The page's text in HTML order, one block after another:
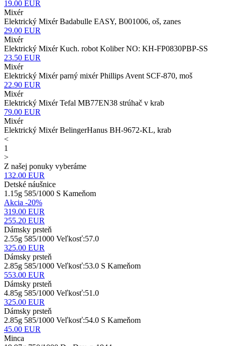
19.00 EUR
Mixér
Elektrický Mixér Badabulle EASY, B001006, oš, zanes
29.00 EUR
Mixér
Elektrický Mixér Kuch. robot Koliber NO: KH-FP0830PBP-SS
23.50 EUR
Mixér
Elektrický Mixér parný mixér Phillips Avent SCF-870, moš
22.90 EUR
Mixér
Elektrický Mixér Tefal MB77EN38 strúhač v krab
79.00 EUR
Mixér
Elektrický Mixér BelingerHanus BH-9672-KL, krab
<
1
>
Z našej ponuky vyberáme
132.00 EUR
Detské náušnice
1.15g 585/1000 S Kameňom
Akcia -20%
319.00 EUR
255.20 EUR
Dámsky prsteň
2.55g 585/1000 Veľkosť:57.0
325.00 EUR
Dámsky prsteň
2.85g 585/1000 Veľkosť:53.0 S Kameňom
553.00 EUR
Dámsky prsteň
4.85g 585/1000 Veľkosť:51.0
325.00 EUR
Dámsky prsteň
2.85g 585/1000 Veľkosť:54.0 S Kameňom
45.00 EUR
Minca